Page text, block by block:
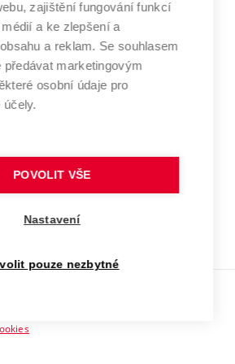
fondů
ContriBUTe
odkaz)
technické
V BRNĚ
www.vut.cz
vut@vutbr.cz
zajištění fungování funkcí
a ke zlepšení a
a reklam. Se souhlasem
předávat marketingovým
osobní údaje pro
účely.
POVOLIT VŠE
Nastavení
pouze nezbytné